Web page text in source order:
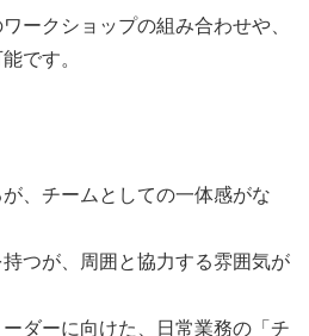
ークショップの組み合わせや、
です。
が、チームとしての一体感がな
持つが、周囲と協力する雰囲気が
ダーに向けた、日常業務の「チ